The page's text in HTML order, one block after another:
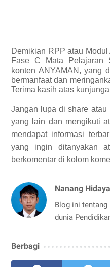
Demikian RPP atau
Fase C Mata Pelajaran
konten ANYAMAN, yang
bermanfaat dan
Terima kasih atas
Jangan lupa di share atau
yang lain dan mengikuti
mendapat informasi
yang ingin ditanyakan
berkomentar di kolom
Nanang
Blog ini
dunia
Berbagi